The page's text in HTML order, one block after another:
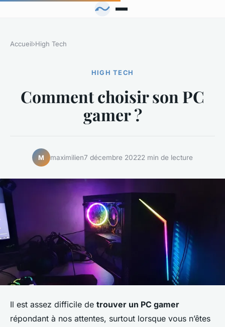
Accueil›High Tech
HIGH TECH
Comment choisir son PC
gamer ?
M maximilien7 décembre 20222 min de lecture
Il est assez difficile de trouver un PC gamer
répondant à nos attentes, surtout lorsque vous n’êtes